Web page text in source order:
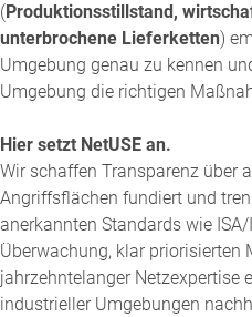
( Produktionsstillstand,
unterbrochene Lieferketten)
Umgebung genau zu kennen
Umgebung die richtigen
Hier setzt NetUSE an.
Wir schaffen Transparenz über
Angriffsflächen fundiert und
anerkannten Standards wie
Überwachung, klar priorisierten
jahrzehntelanger Netzexpertise
industrieller Umgebungen